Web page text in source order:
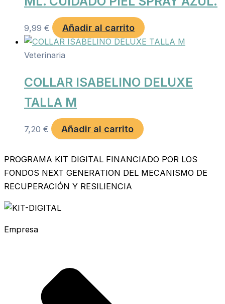
9,99 € Añadir al carrito
Veterinaria
COLLAR ISABELINO DELUXE
TALLA M
7,20 € Añadir al carrito
PROGRAMA KIT DIGITAL FINANCIADO POR LOS
FONDOS NEXT GENERATION DEL MECANISMO DE
RECUPERACIÓN Y RESILIENCIA
Empresa